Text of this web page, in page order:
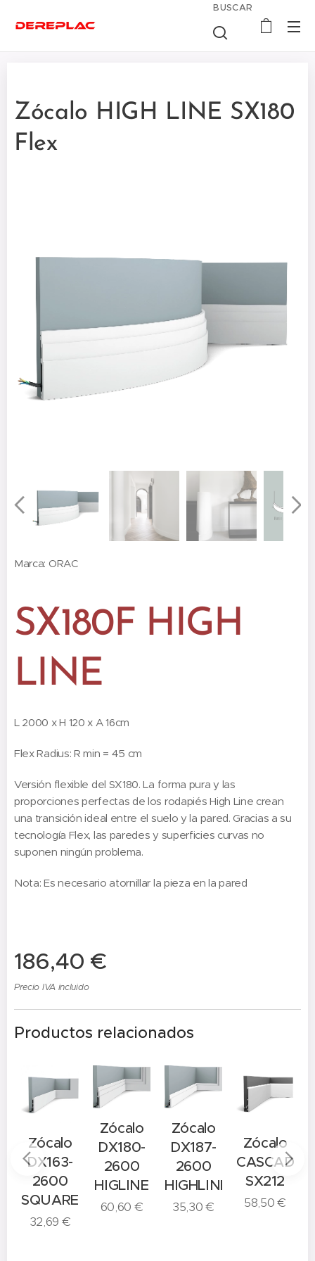
BUSCAR
Zócalo HIGH LINE SX180
Flex
Marca: ORAC
SX180F HIGH
LINE
L 2000 x H 120 x A 16cm
Flex Radius: R min = 45 cm
Versión flexible del SX180. La forma pura y las
proporciones perfectas de los rodapiés High Line crean
una transición ideal entre el suelo y la pared. Gracias a su
tecnología Flex, las paredes y superficies curvas no
suponen ningún problema.
Nota: Es necesario atornillar la pieza en la pared
186,40 €
Precio IVA incluido
Productos relacionados
Zócalo
DX163-
2600
SQUARE
32,69 €
Zócalo
DX180-
2600
HIGLINE
60,60 €
Zócalo
DX187-
2600
HIGHLINE
35,30€
Zócalo
CASCADE
SX212
58,50€